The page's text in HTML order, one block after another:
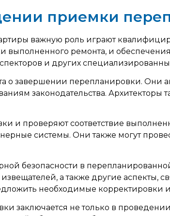
приемки
важную роль играют
ремонта, и обеспечения
и других
о завершении перепланировки. Они
законодательства.
и проверяют соответствие
системы. Они также могут
безопасности в
а также другие аспекты,
необходимые корректировки
не только в проведении